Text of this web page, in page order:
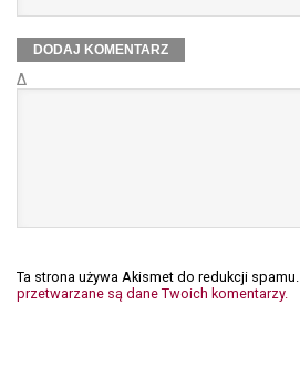
Δ
Ta strona używa Akismet do redukcji spamu.
przetwarzane są dane Twoich komentarzy.